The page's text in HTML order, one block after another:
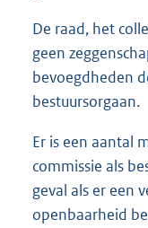
De raad, het
geen
bevoegdheden
bestuursorgaan.
Er is een aantal
commissie als
geval als er een
openbaarheid